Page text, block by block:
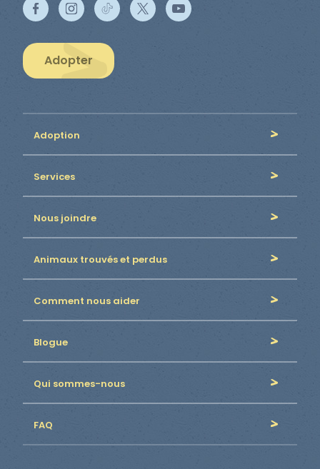
Adopter
Adoption
Services
Nous joindre
Animaux trouvés et perdus
Comment nous aider
Blogue
Qui sommes-nous
FAQ